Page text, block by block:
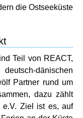
die Ostseeküste
Teil von REACT,
dänischen
Partner rund um
dazu zählt
e.V. Ziel ist es, auf